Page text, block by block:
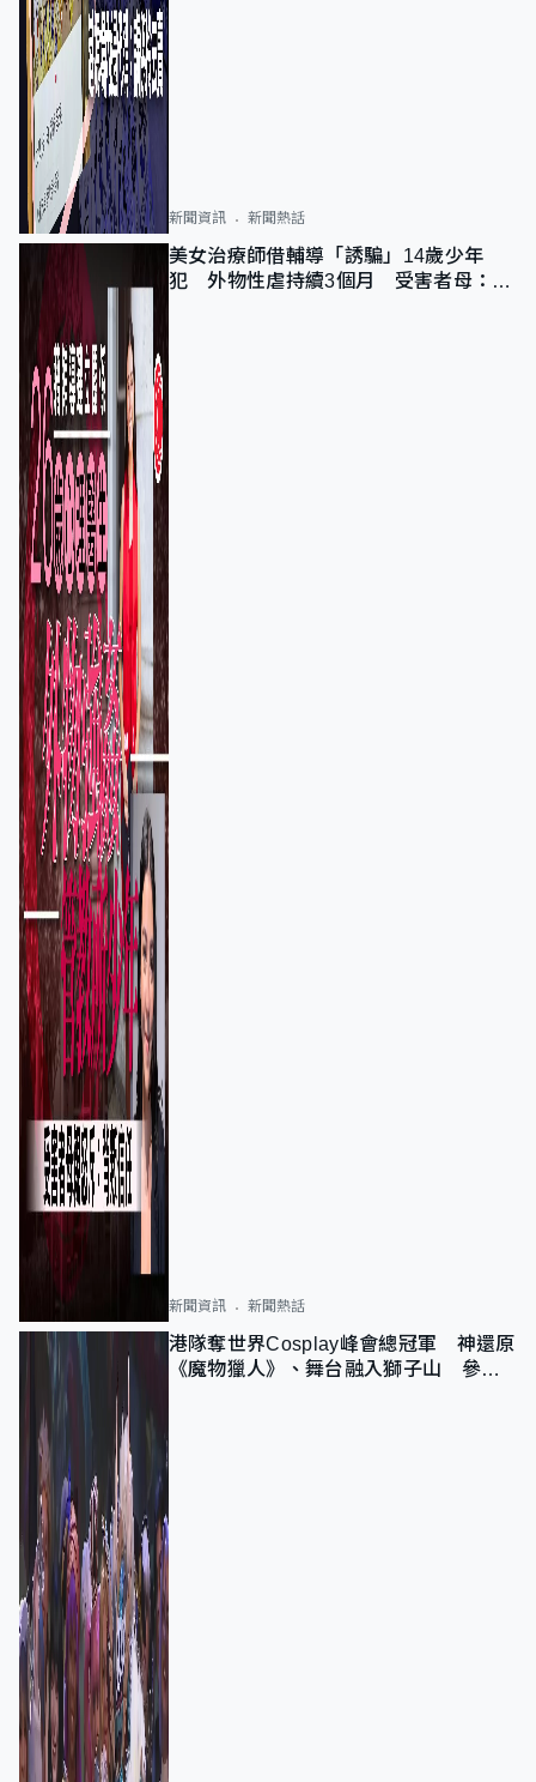
新聞資訊 新聞熱話
美女治療師借輔導「誘騙」14歲少年
犯 外物性虐持續3個月 受害者母：要
新聞資訊 新聞熱話
港隊奪世界Cosplay峰會總冠軍 神還原
《魔物獵人》、舞台融入獅子山 參賽